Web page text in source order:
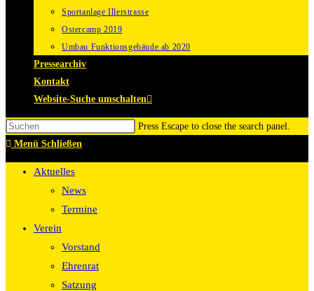
Sportanlage Illerstrasse
Ostercamp 2019
Umbau Funktionsgebäude ab 2020
Pressearchiv
Kontakt
Website-Suche umschalten
Press Escape to close the search panel.
Menü Schließen
Aktuelles
News
Termine
Verein
Vorstand
Ehrenrat
Satzung